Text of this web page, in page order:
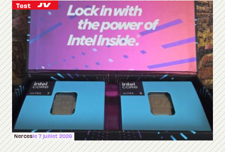
Test
Nercesle 7 juillet 2026